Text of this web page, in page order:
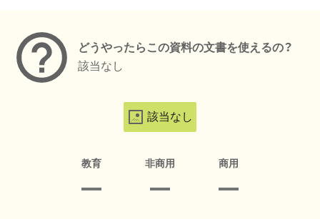
どうやったらこの資料の文書を使えるの？
該当なし
該当なし
教育 非商用 商用